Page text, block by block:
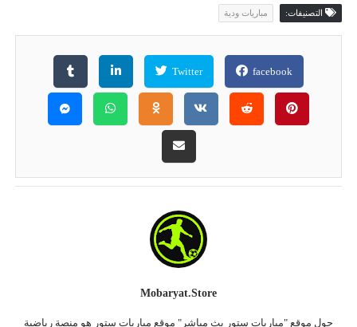
التصنيفات: مباريات ودية
facebook
Twitter
Mobaryat.store
حول موقع "مباريات ستور بث مباشر" موقع مباريات ستور هو منصة رياضية